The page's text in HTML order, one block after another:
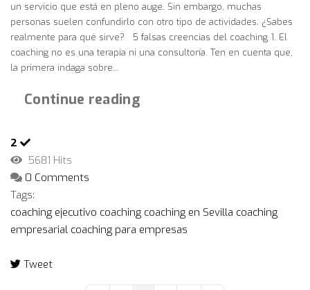
un servicio que está en pleno auge. Sin embargo, muchas
personas suelen confundirlo con otro tipo de actividades. ¿Sabes
realmente para qué sirve? 5 falsas creencias del coaching 1. El
coaching no es una terapia ni una consultoría. Ten en cuenta que,
la primera indaga sobre...
Continue reading
2
5681 Hits
0 Comments
Tags:
coaching ejecutivo coaching coaching en Sevilla coaching
empresarial coaching para empresas
Tweet